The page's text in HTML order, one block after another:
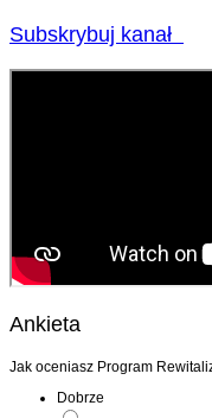
Subskrybuj kanał
Ankieta
Jak oceniasz Program
Dobrze